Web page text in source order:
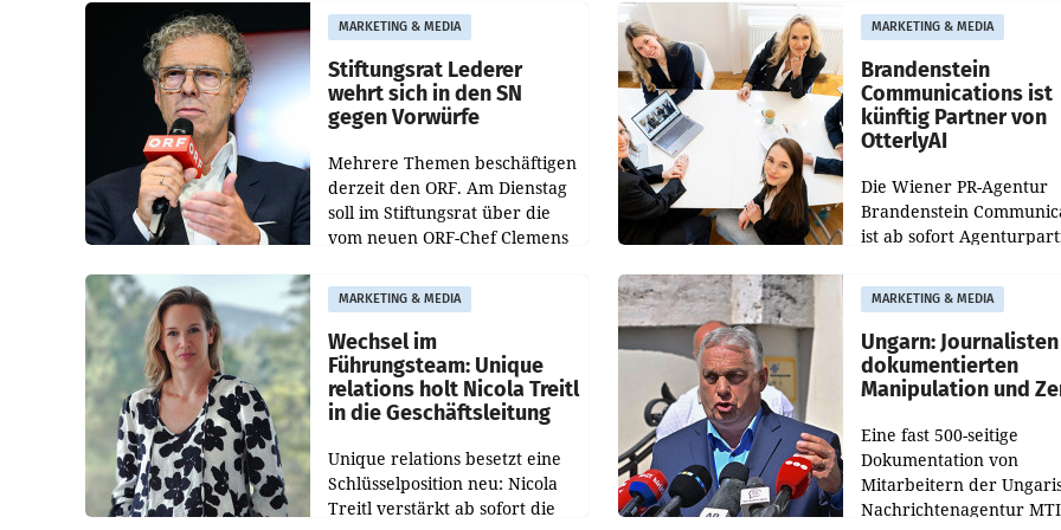
freigegeben: Die
Bundeswettbewerbsbehörde
und der Bundeskartellanwalt
aus, womit sich das
gegenüber Juli 2025
verdoppelte (+102
MARKETING & MEDIA
Stiftungsrat Lederer
wehrt sich in den SN
gegen Vorwürfe
Mehrere Themen beschäftigen
derzeit den ORF. Am Dienstag
soll im Stiftungsrat über die
vom neuen ORF-Chef Clemens
Besetzungen für die
Direktionen abgestimmt
werden.
MARKETING & MEDIA
Brandenstein
Communications ist
künftig Partner von
OtterlyAI
Die Wiener PR-Agentur
Brandenstein
ist ab sofort
Optimierungsplattform
OtterlyAI. Damit baut die
Agentur ihr
MARKETING & MEDIA
Wechsel im
Führungsteam: Unique
relations holt Nicola Treitl
in die Geschäftsleitung
Unique relations besetzt eine
Schlüsselposition neu: Nicola
Treitl verstärkt ab sofort die
MARKETING & MEDIA
Ungarn: Journalisten
dokumentierten
Manipulation und
Eine fast 500-seitige
Dokumentation von
Mitarbeitern der
Nachrichtenagentur